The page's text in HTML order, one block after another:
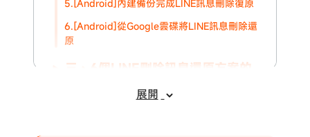
5.[Android]內建備份完成LINE訊息刪除復原
6.[Android]從Google雲碟將LINE訊息刪除還
原
三、6個LINE刪除訊息還原方案的
展開